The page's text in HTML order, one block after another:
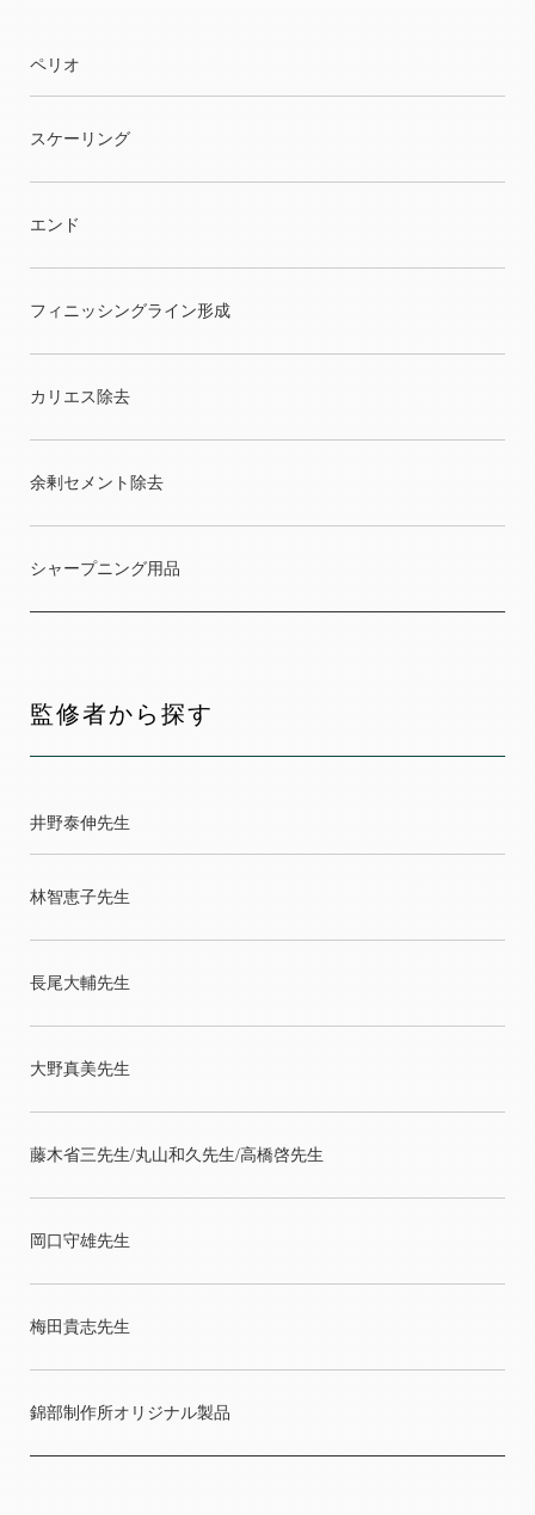
ペリオ
スケーリング
エンド
フィニッシングライン形成
カリエス除去
余剰セメント除去
シャープニング用品
監修者から探す
井野泰伸先生
林智恵子先生
長尾大輔先生
大野真美先生
藤木省三先生/丸山和久先生/高橋啓先生
岡口守雄先生
梅田貴志先生
錦部制作所オリジナル製品